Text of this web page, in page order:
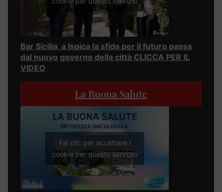
Bar Sicilia, a Ispica la sfida per il futuro passa
dal nuovo governo della città CLICCA PER IL
VIDEO
La Buona Salute
Fai clic per accettare i
cookie per questo servizio